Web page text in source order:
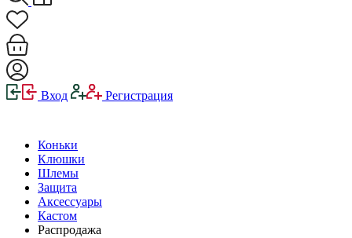
Вход Регистрация
Коньки
Клюшки
Шлемы
Защита
Аксессуары
Кастом
Распродажа